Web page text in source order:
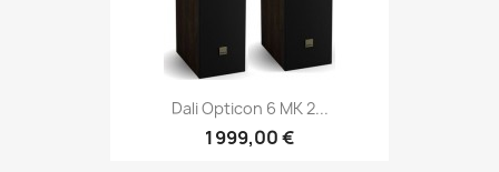
Dali Opticon 6 MK 2...
1 999,00 €